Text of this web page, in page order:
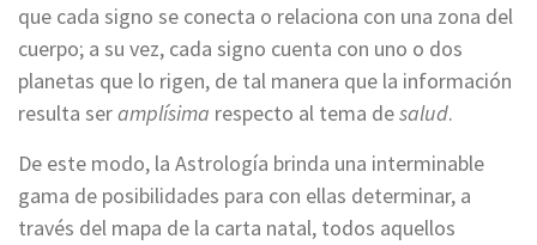
que cada signo se conecta o relaciona con una zona del
cuerpo; a su vez, cada signo cuenta con uno o dos
planetas que lo rigen, de tal manera que la información
resulta seramplísima respecto al tema desalud.
De este modo, la Astrología brinda una interminable
gama de posibilidades para con ellas determinar, a
través del mapa de la carta natal, todos aquellos